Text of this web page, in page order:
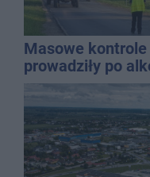
Masowe
prowadziły po